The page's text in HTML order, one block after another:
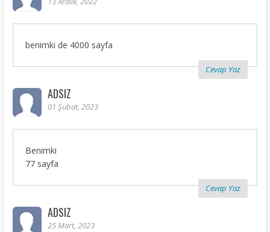
benimki de 4000 sayfa
Cevap Yaz
ADSIZ
01 Şubat, 2023
Benimki
77 sayfa
Cevap Yaz
ADSIZ
25 Mart, 2023